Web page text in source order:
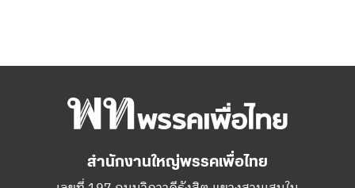
สำนักงานใหญ่พรรคเพื่อไทย